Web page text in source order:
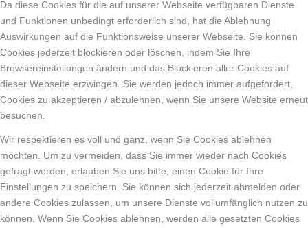
Da diese Cookies für die auf unserer Webseite verfügbaren Dienste
und Funktionen unbedingt erforderlich sind, hat die Ablehnung
Auswirkungen auf die Funktionsweise unserer Webseite. Sie können
Cookies jederzeit blockieren oder löschen, indem Sie Ihre
Browsereinstellungen ändern und das Blockieren aller Cookies auf
dieser Webseite erzwingen. Sie werden jedoch immer aufgefordert,
Cookies zu akzeptieren / abzulehnen, wenn Sie unsere Website erneut
besuchen.
Wir respektieren es voll und ganz, wenn Sie Cookies ablehnen
möchten. Um zu vermeiden, dass Sie immer wieder nach Cookies
gefragt werden, erlauben Sie uns bitte, einen Cookie für Ihre
Einstellungen zu speichern. Sie können sich jederzeit abmelden oder
andere Cookies zulassen, um unsere Dienste vollumfänglich nutzen zu
können. Wenn Sie Cookies ablehnen, werden alle gesetzten Cookies